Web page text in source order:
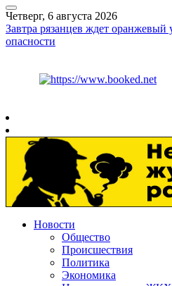
Четверг, 6 августа 2026
Завтра рязанцев ждет оранжевый
опасности
Новости
Общество
Происшествия
Политика
Экономика